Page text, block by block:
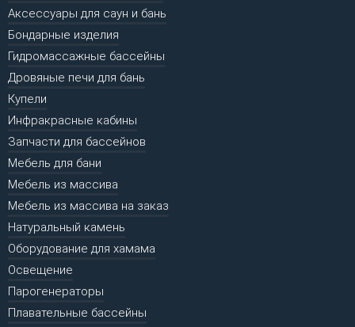
Аксессуары для саун и бань
Бондарные изделия
Гидромассажные бассейны
Дровяные печи для бань
Купели
Инфракрасные кабины
Запчасти для бассейнов
Мебель для бани
Мебель из массива
Мебель из массива на заказ
Натуральный камень
Оборудование для хамама
Освещение
Парогенераторы
Плавательные бассейны